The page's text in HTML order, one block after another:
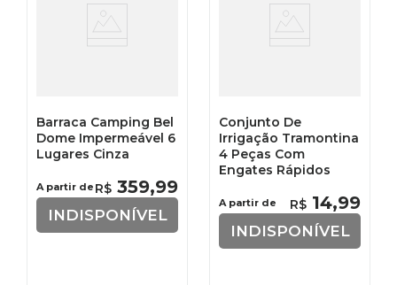
Barraca Camping Bel
Dome Impermeável 6
Lugares Cinza
A partir de R$ 359,99
INDISPONÍVEL
Conjunto De
Irrigação Tramontina
4 Peças Com
Engates Rápidos
A partir de R$ 14,99
INDISPONÍVEL